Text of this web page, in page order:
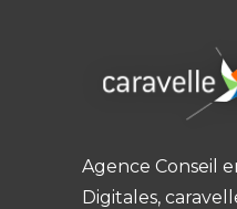
Agence Conseil
Digitales,